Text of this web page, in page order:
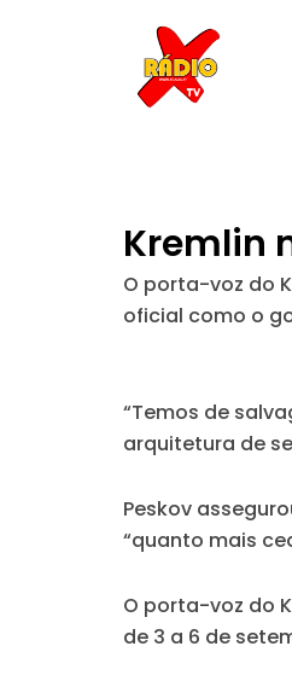
Kremlin
O porta-voz do
oficial como o
“Temos de
arquitetura de
Peskov
“quanto mais
O porta-voz do
de 3 a 6 de